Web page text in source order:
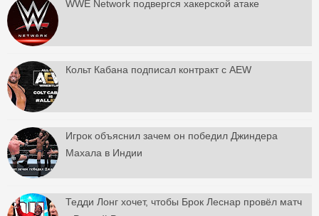
WWE Network подвергся хакерской атаке
Кольт Кабана подписал контракт с AEW
Игрок объяснил зачем он победил Джиндера
Махала в Индии
Тедди Лонг хочет, чтобы Брок Леснар провёл матч